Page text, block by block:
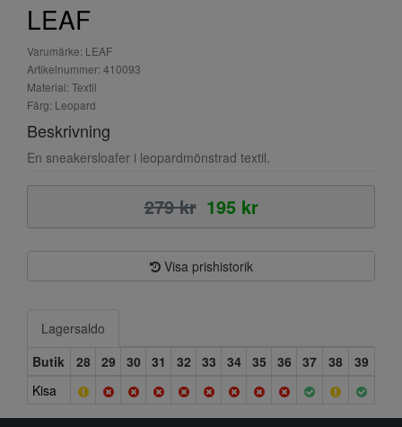
LEAF
Varumärke: LEAF
Artikelnummer: 410093
Material: Textil
Färg: Leopard
Beskrivning
En sneakersloafer i leopardmönstrad textil.
279 kr 195 kr
Visa prishistorik
Lagersaldo
Butik
28 29 30 31 32 33 34 35 36 37 38
39
Kisa